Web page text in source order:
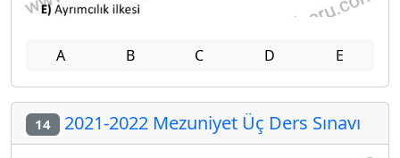
A B C D E
14 2021-2022 Mezuniyet Üç Ders Sınavı